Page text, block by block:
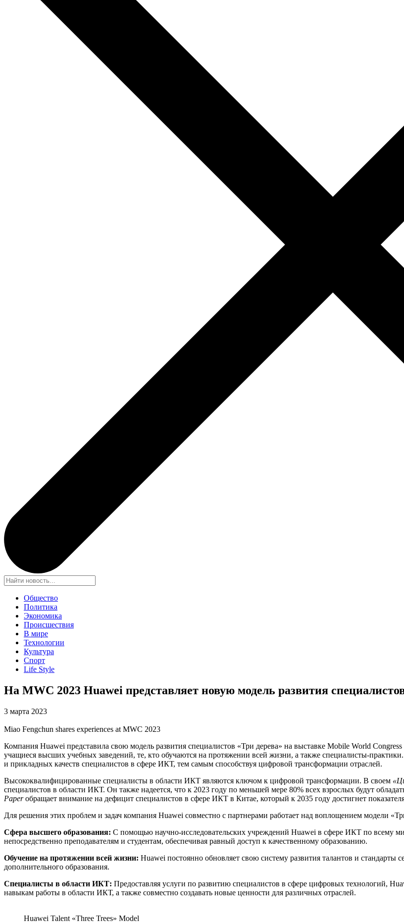
Общество
Политика
Экономика
Происшествия
В мире
Технологии
Культура
Спорт
Life Style
На MWC 2023 Huawei представляет новую модель развития
3 марта 2023
Miao Fengchun shares experiences at MWC 2023
Компания Huawei представила свою модель развития специалистов «Три дерева» на выставке Mobile World
учащиеся высших учебных заведений, те, кто обучаются на протяжении всей жизни, а также специалисты-
и прикладных качеств специалистов в сфере ИКТ, тем самым способствуя цифровой трансформации отраслей.
Высококвалифицированные специалисты в области ИКТ являются ключом к цифровой трансформации. В своем
специалистов в области ИКТ. Он также надеется, что к 2023 году по меньшей мере 80% всех взрослых будут
Paperобращает внимание на дефицит специалистов в сфере ИКТ в Китае, который к 2035 году достигнет
Для решения этих проблем и задач компания Huawei совместно с партнерами работает над воплощением модели
Сфера высшего образования: С помощью научно-исследовательских учреждений Huawei в сфере ИКТ по всему
непосредственно преподавателям и студентам, обеспечивая равный доступ к качественному образованию.
Обучение на протяжении всей жизни: Huawei постоянно обновляет свою систему развития талантов и
дополнительного образования.
Специалисты в области ИКТ: Предоставляя услуги по развитию специалистов в сфере цифровых технологий,
навыкам работы в области ИКТ, а также совместно создавать новые ценности для различных отраслей.
Huawei Talent «Three Trees» Model